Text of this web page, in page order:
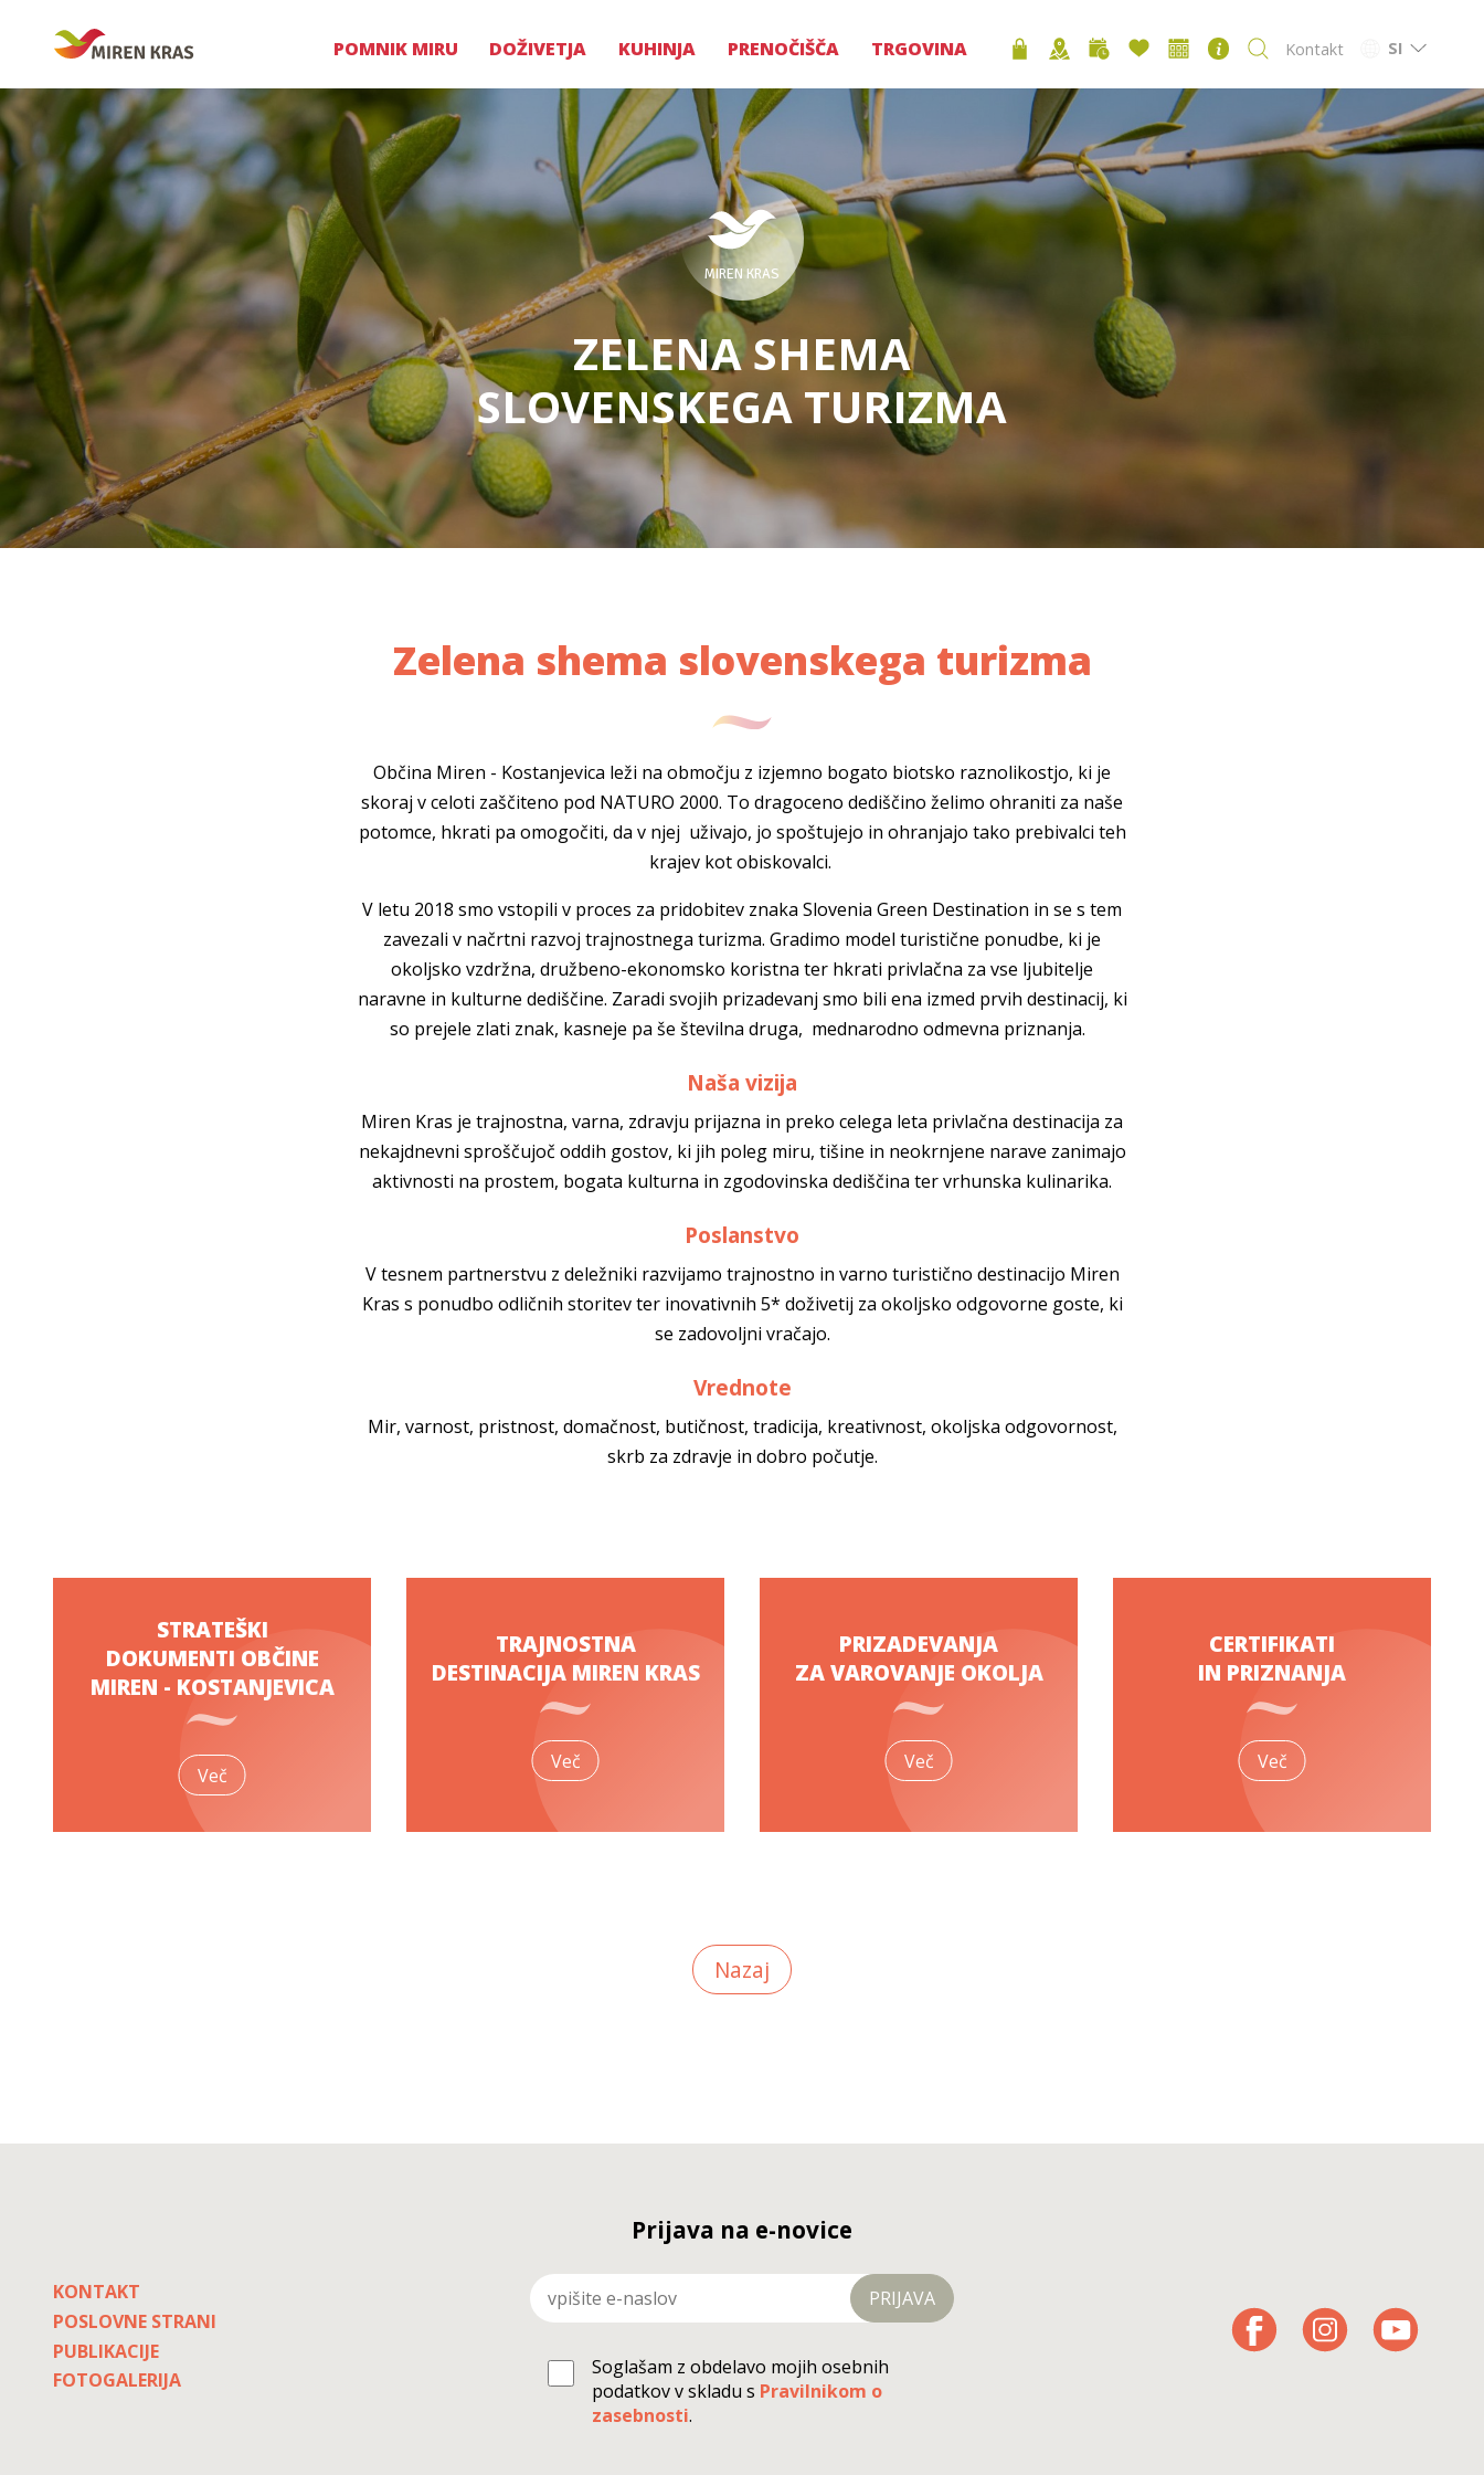
POMNIK MIRU DOŽIVETJA KUHINJA PRENOČIŠČA TRGOVINA Kontakt SI
MIREN KRAS
ZELENA SHEMA
SLOVENSKEGA TURIZMA
Zelena shema slovenskega turizma
Občina Miren - Kostanjevica leži na območju z izjemno bogato biotsko raznolikostjo, ki je
skoraj v celoti zaščiteno pod NATURO 2000. To dragoceno dediščino želimo ohraniti za naše
potomce, hkrati pa omogočiti, da v njej uživajo, jo spoštujejo in ohranjajo tako prebivalci teh
krajev kot obiskovalci.
V letu 2018 smo vstopili v proces za pridobitev znaka Slovenia Green Destination in se s tem
zavezali v načrtni razvoj trajnostnega turizma. Gradimo model turistične ponudbe, ki je
okoljsko vzdržna, družbeno-ekonomsko koristna ter hkrati privlačna za vse ljubitelje
naravne in kulturne dediščine. Zaradi svojih prizadevanj smo bili ena izmed prvih destinacij, ki
so prejele zlati znak, kasneje pa še številna druga, mednarodno odmevna priznanja.
Naša vizija
Miren Kras je trajnostna, varna, zdravju prijazna in preko celega leta privlačna destinacija za
nekajdnevni sproščujoč oddih gostov, ki jih poleg miru, tišine in neokrnjene narave zanimajo
aktivnosti na prostem, bogata kulturna in zgodovinska dediščina ter vrhunska kulinarika.
Poslanstvo
V tesnem partnerstvu z deležniki razvijamo trajnostno in varno turistično destinacijo Miren
Kras s ponudbo odličnih storitev ter inovativnih 5* doživetij za okoljsko odgovorne goste, ki
se zadovoljni vračajo.
Vrednote
Mir, varnost, pristnost, domačnost, butičnost, tradicija, kreativnost, okoljska odgovornost,
skrb za zdravje in dobro počutje.
STRATEŠKI
DOKUMENTI OBČINE
MIREN - KOSTANJEVICA
Več
TRAJNOSTNA
DESTINACIJA MIREN KRAS
Več
PRIZADEVANJA
ZA VAROVANJE OKOLJA
Več
CERTIFIKATI
IN PRIZNANJA
Več
Nazaj
KONTAKT
POSLOVNE STRANI
PUBLIKACIJE
FOTOGALERIJA
Prijava na e-novice
PRIJAVA
Soglašam z obdelavo mojih osebnih
podatkov v skladu s Pravilnikom o
zasebnosti.